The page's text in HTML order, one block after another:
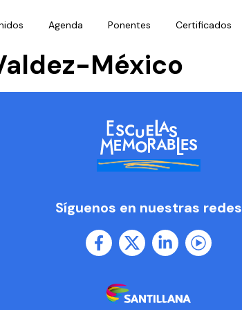
Agenda Ponentes Certificados
México
Síguenos en nuestras redes